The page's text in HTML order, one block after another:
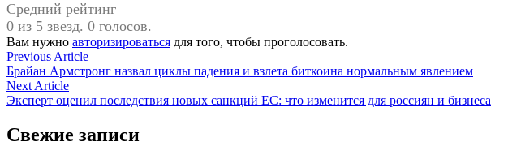
Средний рейтинг
0 из 5 звезд. 0 голосов.
Вам нужно авторизироваться для того, чтобы проголосовать.
Навигация
по
записям
Previous ArticlePrevious
article:
Брайан Армстронг назвал циклы падения и взлета биткоина нормальным явлением
Next ArticleNext
article:
Эксперт оценил последствия новых санкций ЕС: что изменится для россиян и бизнеса
Свежие записи